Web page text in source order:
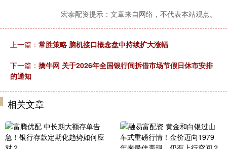
宏泰配资提示：文章来自网络，不代表本站观点。
上一篇： 常胜策略 脑机接口概念盘中持续扩大涨幅
下一篇： 擒牛网 关于2026年全国银行间拆借市场节假日休市安排
的通知
相关文章